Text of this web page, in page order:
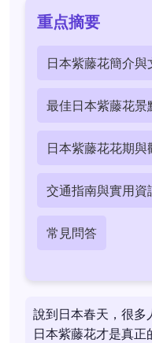
重点摘要
日本紫藤花簡介與
最佳日本紫藤花景
日本紫藤花花期與
交通指南與實用資
常見問答
說到日本春天，很多
日本紫藤花才是真